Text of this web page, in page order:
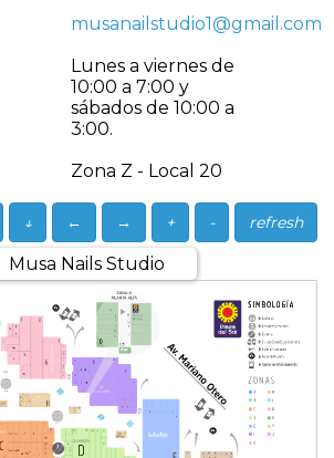
musanailstudio1@gmail.com
Lunes a viernes de
10:00 a 7:00 y
sábados de 10:00 a
3:00.
Zona Z - Local 20
refresh
-
+
→
←
↓
Musa Nails Studio